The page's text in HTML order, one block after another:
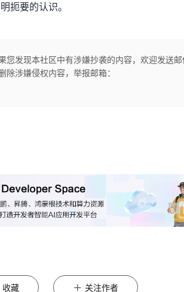
扼要的认识。
您发现本社区中有涉嫌抄袭的内容，欢迎发送
涉嫌侵权内容，举报邮箱：
收藏 关注作者